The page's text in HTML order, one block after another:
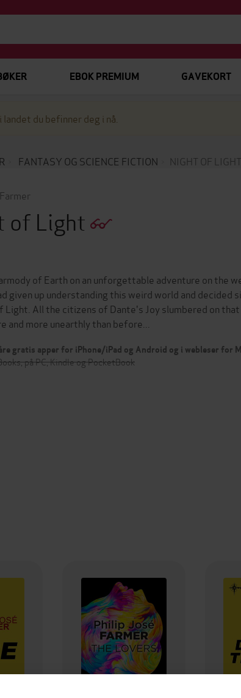
EBOK PREMIUM GAVEKORT
du befinner deg i nå.
FANTASY OG SCIENCE FICTION NIGHT OF LIGHT
of Light
of Earth on an unforgettable adventure on the
given up understanding this weird world and
Light. All the citizens of Dante's Joy slumbered on
and more unearthly than before...
gratis apper for iPhone/iPad og Android og i webleser for
på PC, Kindle og PocketBook